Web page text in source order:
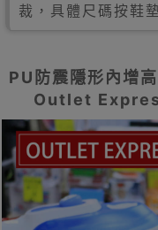
裁，具體尺碼按鞋
PU防震隱形內增
Outlet